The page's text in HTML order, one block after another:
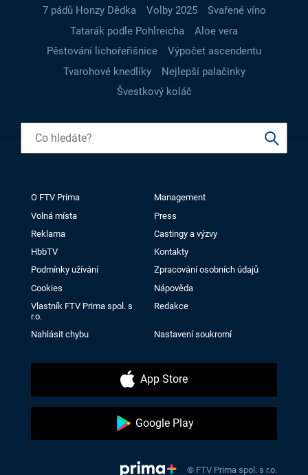
7 pádů Honzy Dědka
Volby 2025
Svařené víno
Tatarák podle Pohlreicha
Aloe vera
Pěstování lichořeřišnice
Výpočet ascendentu
Tvarohové knedlíky
Nejlepší palačinky
Švestkový koláč
O FTV Prima
Management
Volná místa
Press
Reklama
Castingy a výzvy
HbbTV
Kontakty
Podmínky užívání
Zpracování osobních údajů
Cookies
Nápověda
Vlastník FTV Prima spol. s
r.o.
Redakce
Nahlásit chybu Nastavení soukromí
App Store
Google Play
© FTV Prima spol. s r.o.